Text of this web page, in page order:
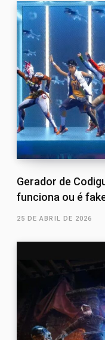
Gerador de
funciona ou é
25 DE ABRIL DE 2026